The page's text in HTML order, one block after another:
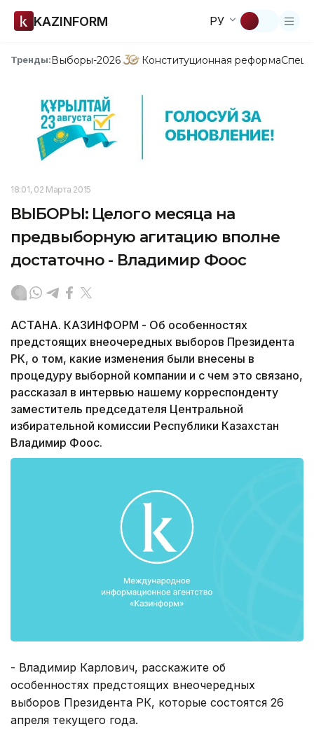
KAZINFORM РУ
Тренды:Выборы-2026 Конституционная реформа
18:01, 02 Марта 2015
ВЫБОРЫ: Целого месяца на
предвыборную агитацию вполне
достаточно - Владимир Фоос
АСТАНА. КАЗИНФОРМ - Об особенностях
предстоящих внеочередных выборов Президента
РК, о том, какие изменения были внесены в
процедуру выборной компании и с чем это связано,
рассказал в интервью нашему корреспонденту
заместитель председателя Центральной
избирательной комиссии Республики Казахстан
Владимир Фоос.
- Владимир Карлович, расскажите об
особенностях предстоящих внеочередных
выборов Президента РК, которые состоятся 26
апреля текущего года.